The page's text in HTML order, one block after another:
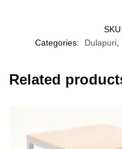
SKU:
Categories:
Dulapuri,
Related